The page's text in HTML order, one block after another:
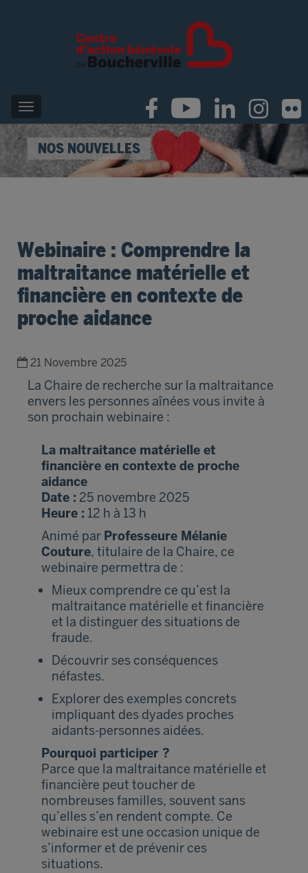
NOS NOUVELLES
Webinaire : Comprendre la
maltraitance matérielle et
financière en contexte de
proche aidance
21 Novembre 2025
La Chaire de recherche sur la maltraitance
envers les personnes aînées vous invite à
son prochain webinaire :
La maltraitance matérielle et
financière en contexte de proche
aidance
Date : 25 novembre 2025
Heure : 12 h à 13 h
Animé par Professeure Mélanie
Couture, titulaire de la Chaire, ce
webinaire permettra de :
Mieux comprendre ce qu’est la
maltraitance matérielle et financière
et la distinguer des situations de
fraude.
Découvrir ses conséquences
néfastes.
Explorer des exemples concrets
impliquant des dyades proches
aidants-personnes aidées.
Pourquoi participer ?
Parce que la maltraitance matérielle et
financière peut toucher de
nombreuses familles, souvent sans
qu’elles s’en rendent compte. Ce
webinaire est une occasion unique de
s’informer et de prévenir ces
situations.